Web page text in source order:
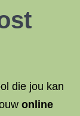
die jou kan
online